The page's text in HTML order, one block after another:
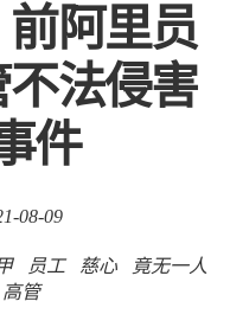
阿里员
法侵害
件
08-09
员工 慈心
竟无一人
高管